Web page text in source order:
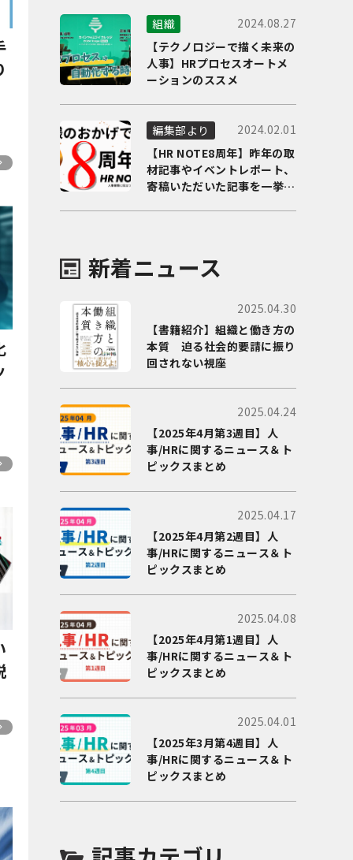
組織
2024.08.27
【テクノロジーで描く未来の
人事】HRプロセスオートメ
ーションのススメ
編集部より
2024.02.01
【HR NOTE8周年】昨年の取
材記事やイベントレポート、
寄稿いただいた記事を一挙に
新着ニュース
2025.04.30
【書籍紹介】組織と働き方の
本質 迫る社会的要請に振り
回されない視座
2025.04.24
【2025年4月第3週目】人
事/HRに関するニュース＆ト
ピックスまとめ
2025.04.17
【2025年4月第2週目】人
事/HRに関するニュース＆ト
ピックスまとめ
2025.04.08
【2025年4月第1週目】人
事/HRに関するニュース＆ト
ピックスまとめ
2025.04.01
【2025年3月第4週目】人
事/HRに関するニュース＆ト
ピックスまとめ